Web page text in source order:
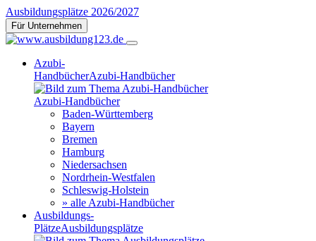
Ausbildungsplätze 2026/2027
Für Unternehmen
Azubi-
HandbücherAzubi-Handbücher
Azubi-Handbücher
Baden-Württemberg
Bayern
Bremen
Hamburg
Niedersachsen
Nordrhein-Westfalen
Schleswig-Holstein
» alle Azubi-Handbücher
Ausbildungs-
PlätzeAusbildungsplätze